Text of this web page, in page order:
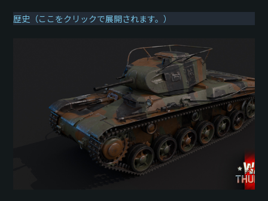
歴史（ここをクリックで展開されます。）